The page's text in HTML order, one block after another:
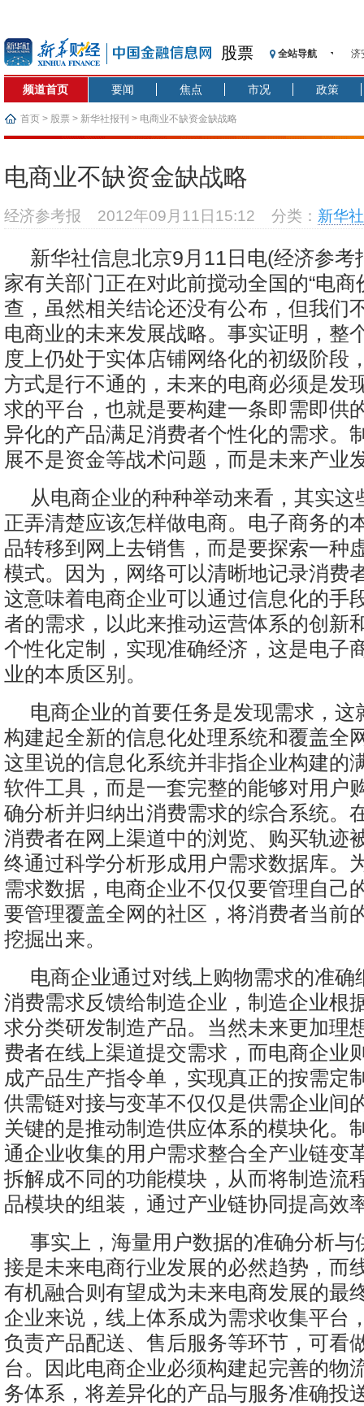
股票 全站导航
济
【
济
基
恒
频道首页 要闻 焦点 市况 政策
首页 > 股票 > 新华社报刊 > 电商业不缺资金缺战略
电商业不缺资金缺战略
经济参考报 2012年09月11日15:12 分类： 新华
新华社信息北京9月11日电(经济参考
家有关部门正在对此前搅动全国的“电商
查，虽然相关结论还没有公布，但我们
电商业的未来发展战略。事实证明，整
度上仍处于实体店铺网络化的初级阶段
方式是行不通的，未来的电商必须是发
求的平台，也就是要构建一条即需即供
异化的产品满足消费者个性化的需求。
展不是资金等战术问题，而是未来产业
从电商企业的种种举动来看，其实这
正弄清楚应该怎样做电商。电子商务的
品转移到网上去销售，而是要探索一种
模式。因为，网络可以清晰地记录消费
这意味着电商企业可以通过信息化的手
者的需求，以此来推动运营体系的创新
个性化定制，实现准确经济，这是电子
业的本质区别。
电商企业的首要任务是发现需求，这
构建起全新的信息化处理系统和覆盖全
这里说的信息化系统并非指企业构建的
软件工具，而是一套完整的能够对用户
确分析并归纳出消费需求的综合系统。
消费者在网上渠道中的浏览、购买轨迹
终通过科学分析形成用户需求数据库。
需求数据，电商企业不仅仅要管理自己
要管理覆盖全网的社区，将消费者当前
挖掘出来。
电商企业通过对线上购物需求的准确
消费需求反馈给制造企业，制造企业根
求分类研发制造产品。当然未来更加理
费者在线上渠道提交需求，而电商企业
成产品生产指令单，实现真正的按需定
供需链对接与变革不仅仅是供需企业间
关键的是推动制造供应体系的模块化。
通企业收集的用户需求整合全产业链变
拆解成不同的功能模块，从而将制造流
品模块的组装，通过产业链协同提高效
事实上，海量用户数据的准确分析与
接是未来电商行业发展的必然趋势，而
有机融合则有望成为未来电商发展的最
企业来说，线上体系成为需求收集平台
负责产品配送、售后服务等环节，可看
台。因此电商企业必须构建起完善的物
务体系，将差异化的产品与服务准确投